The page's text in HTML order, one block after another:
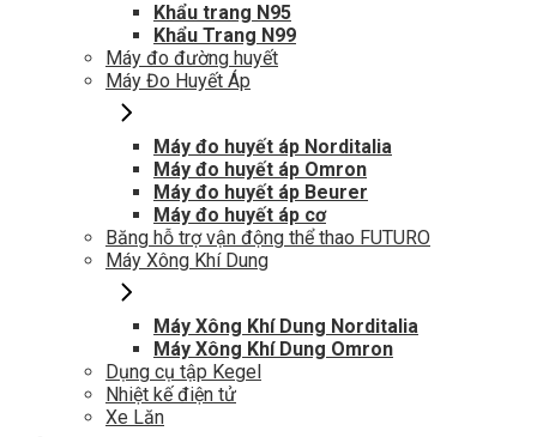
Khẩu trang N95
Khẩu Trang N99
Máy đo đường huyết
Máy Đo Huyết Áp
Máy đo huyết áp Norditalia
Máy đo huyết áp Omron
Máy đo huyết áp Beurer
Máy đo huyết áp cơ
Băng hỗ trợ vận động thể thao FUTURO
Máy Xông Khí Dung
Máy Xông Khí Dung Norditalia
Máy Xông Khí Dung Omron
Dụng cụ tập Kegel
Nhiệt kế điện tử
Xe Lăn